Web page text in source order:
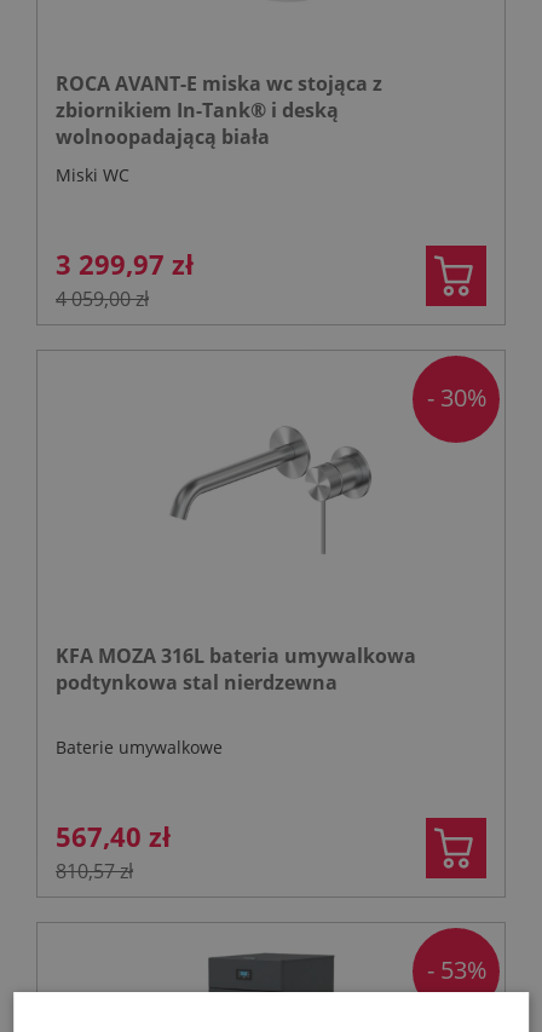
ROCA AVANT-E miska wc stojąca z
zbiornikiem In-Tank® i deską
wolnoopadającą biała
Miski WC
3 299,97 zł
4 059,00 zł
KFA MOZA 316L bateria umywalkowa
podtynkowa stal nierdzewna
Baterie umywalkowe
567,40 zł
810,57 zł
- 30%
- 53%